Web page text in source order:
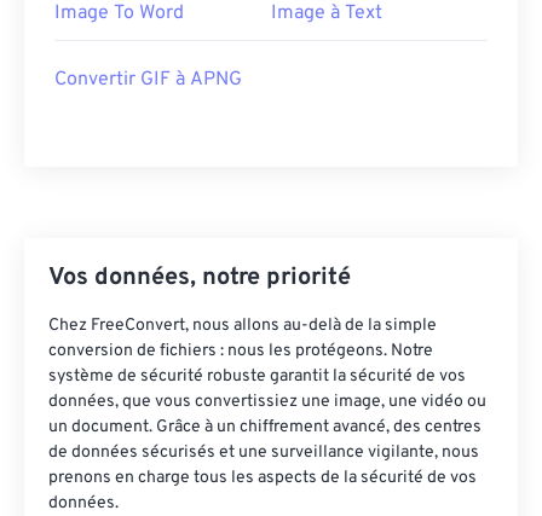
Image To Word Image à Text
Convertir GIF à APNG
Vos données, notre priorité
Chez FreeConvert, nous allons au-delà de la simple
conversion de fichiers : nous les protégeons. Notre
système de sécurité robuste garantit la sécurité de vos
données, que vous convertissiez une image, une vidéo ou
un document. Grâce à un chiffrement avancé, des centres
de données sécurisés et une surveillance vigilante, nous
prenons en charge tous les aspects de la sécurité de vos
données.